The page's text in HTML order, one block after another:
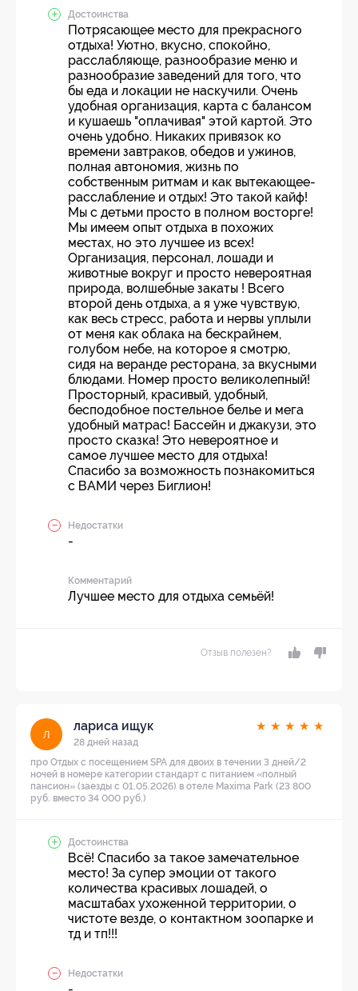
Достоинства
Потрясающее место для прекрасного
отдыха! Уютно, вкусно, спокойно,
расслабляюще, разнообразие меню и
разнообразие заведений для того, что
бы еда и локации не наскучили. Очень
удобная организация, карта с балансом
и кушаешь "оплачивая" этой картой. Это
очень удобно. Никаких привязок ко
времени завтраков, обедов и ужинов,
полная автономия, жизнь по
собственным ритмам и как вытекающее-
расслабление и отдых! Это такой кайф!
Мы с детьми просто в полном восторге!
Мы имеем опыт отдыха в похожих
местах, но это лучшее из всех!
Организация, персонал, лошади и
животные вокруг и просто невероятная
природа, волшебные закаты ! Всего
второй день отдыха, а я уже чувствую,
как весь стресс, работа и нервы уплыли
от меня как облака на бескрайнем,
голубом небе, на которое я смотрю,
сидя на веранде ресторана, за вкусными
блюдами. Номер просто великолепный!
Просторный, красивый, удобный,
бесподобное постельное белье и мега
удобный матрас! Бассейн и джакузи, это
просто сказка! Это невероятное и
самое лучшее место для отдыха!
Спасибо за возможность познакомиться
с ВАМИ через Биглион!
Недостатки
-
Комментарий
Лучшее место для отдыха семьёй!
Отзыв полезен?
л
лариса ищук
28 дней назад
★ ★ ★ ★ ★
про Отдых с посещением SPA для двоих в течении 3 дней/2
ночей в номере категории стандарт с питанием «полный
пансион» (заезды с 01.05.2026) в отеле Maxima Park (23 800
руб. вместо 34 000 руб.)
Достоинства
Всё! Спасибо за такое замечательное
место! За супер эмоции от такого
количества красивых лошадей, о
масштабах ухоженной территории, о
чистоте везде, о контактном зоопарке и
тд и тп!!!
Недостатки